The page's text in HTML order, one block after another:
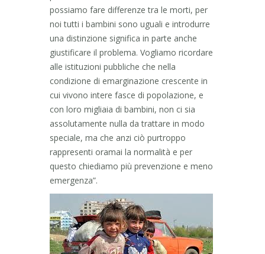
possiamo fare differenze tra le morti, per
noi tutti i bambini sono uguali e introdurre
una distinzione significa in parte anche
giustificare il problema. Vogliamo ricordare
alle istituzioni pubbliche che nella
condizione di emarginazione crescente in
cui vivono intere fasce di popolazione, e
con loro migliaia di bambini, non ci sia
assolutamente nulla da trattare in modo
speciale, ma che anzi ciò purtroppo
rappresenti oramai la normalità e per
questo chiediamo più prevenzione e meno
emergenza”.